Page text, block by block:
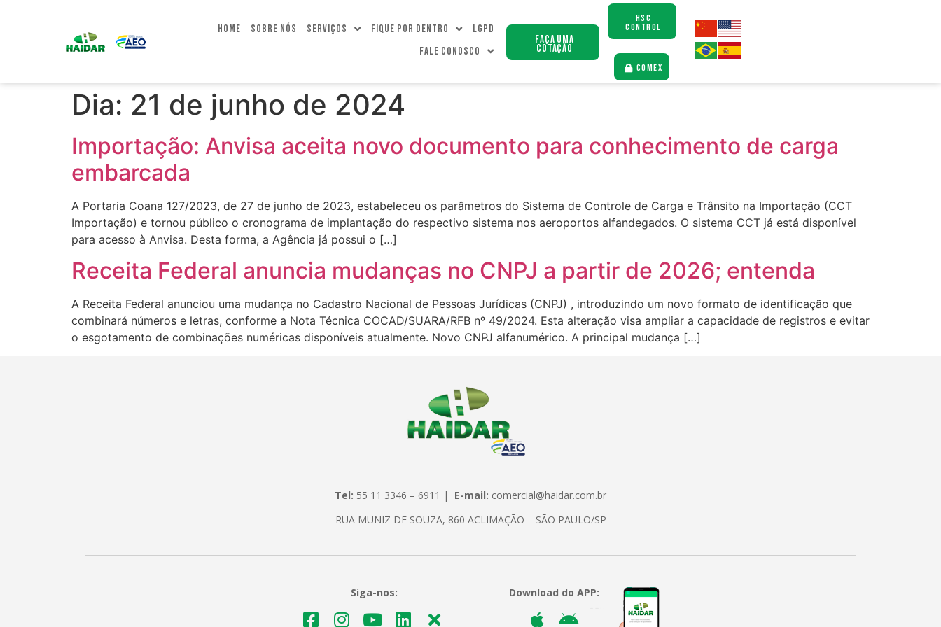
Home Sobre Nós Serviços Fique Por dentro
LGPD
Fale Conosco
Faça uma
Cotação
HSC
CONTROL
COMEX
Dia: 21 de junho de 2024
Importação: Anvisa aceita novo documento para conhecimento de carga
embarcada
A Portaria Coana 127/2023, de 27 de junho de 2023, estabeleceu os parâmetros do Sistema de Controle de Carga e Trânsito na Importação (CCT
Importação) e tornou público o cronograma de implantação do respectivo sistema nos aeroportos alfandegados. O sistema CCT já está disponível
para acesso à Anvisa. Desta forma, a Agência já possui o […]
Receita Federal anuncia mudanças no CNPJ a partir de 2026; entenda
A Receita Federal anunciou uma mudança no Cadastro Nacional de Pessoas Jurídicas (CNPJ) , introduzindo um novo formato de identificação que
combinará números e letras, conforme a Nota Técnica COCAD/SUARA/RFB nº 49/2024. Esta alteração visa ampliar a capacidade de registros e evitar
o esgotamento de combinações numéricas disponíveis atualmente. Novo CNPJ alfanumérico. A principal mudança […]
Tel: 55 11 3346 – 6911 | E-mail: comercial@haidar.com.br
RUA MUNIZ DE SOUZA, 860 ACLIMAÇÃO – SÃO PAULO/SP
Siga-nos: Download do APP: